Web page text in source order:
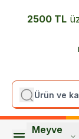
2500 TL
Meyve